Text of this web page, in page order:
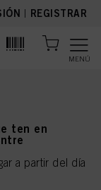
| REGISTRAR
MENÚ
ten en
a partir del día